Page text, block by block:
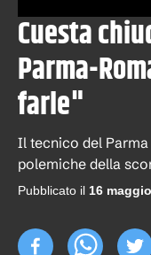
Cuesta
Parma-
farle"
Il tecnico del
polemiche della
Pubblicato il 16